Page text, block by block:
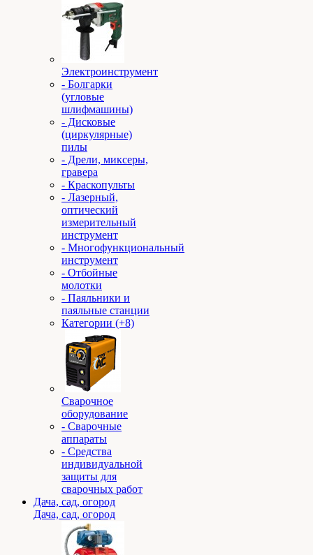
Электроинструмент
- Болгарки
(угловые
шлифмашины)
- Дисковые
(циркулярные)
пилы
- Дрели, миксеры,
гравера
- Краскопульты
- Лазерный,
оптический
измерительный
инструмент
- Многофункциональный
инструмент
- Отбойные
молотки
- Паяльники и
паяльные станции
Категории (+8)
Сварочное
оборудование
- Сварочные
аппараты
- Средства
индивидуальной
защиты для
сварочных работ
Дача, сад, огород
Дача, сад, огород